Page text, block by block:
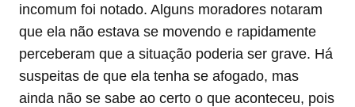
incomum foi notado. Alguns moradores notaram
que ela não estava se movendo e rapidamente
perceberam que a situação poderia ser grave. Há
suspeitas de que ela tenha se afogado, mas
ainda não se sabe ao certo o que aconteceu, pois